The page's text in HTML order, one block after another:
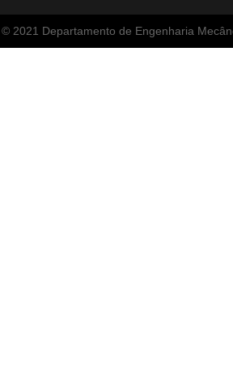
2021 Departamento de Engenharia